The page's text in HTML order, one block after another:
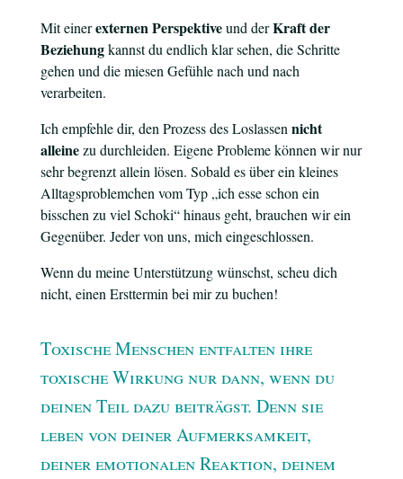
Mit einerexternen Perspektiveund derKraft der
Beziehungkannst du endlich klar sehen, die Schritte
gehen und die miesen Gefühle nach und nach
verarbeiten.
Ich empfehle dir, den Prozess des Loslassennicht
alleinezu durchleiden. Eigene Probleme können wir nur
sehr begrenzt allein lösen. Sobald es über ein kleines
Alltagsproblemchen vom Typ „ich esse schon ein
bisschen zu viel Schoki“ hinaus geht, brauchen wir ein
Gegenüber. Jeder von uns, mich eingeschlossen.
Wenn du meine Unterstützung wünschst, scheu dich
nicht, einen Ersttermin bei mir zu buchen!
Toxische Menschen entfalten ihre
toxische Wirkung nur dann, wenn du
deinen Teil dazu beiträgst. Denn sie
leben von deiner Aufmerksamkeit,
deiner emotionalen Reaktion, deinem